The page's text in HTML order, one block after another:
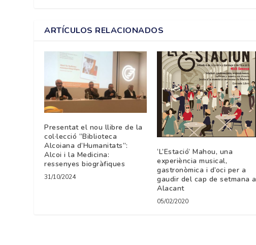
ARTÍCULOS RELACIONADOS
Presentat el nou llibre de la
col·lecció “Biblioteca
Alcoiana d’Humanitats”:
Alcoi i la Medicina:
ressenyes biogràfiques
31/10/2024
‘L’Estació’ Mahou, una
experiència musical,
gastronòmica i d’oci per a
gaudir del cap de setmana a
Alacant
05/02/2020